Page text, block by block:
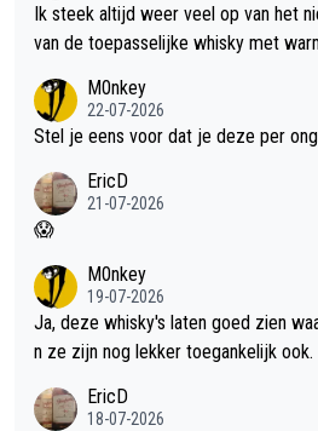
Ik steek altijd weer veel op van het
van de toepasselijke whisky met
M0nkey
22-07-2026
Stel je eens voor dat je deze per
EricD
21-07-2026
😱
M0nkey
19-07-2026
Ja, deze whisky's laten goed zien
n ze zijn nog lekker toegankelijk ook.
EricD
18-07-2026